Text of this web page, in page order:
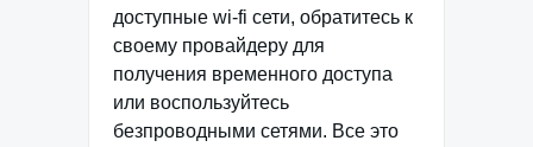
доступные wi-fi сети, обратитесь к
своему провайдеру для
получения временного доступа
или воспользуйтесь
безпроводными сетями. Все это